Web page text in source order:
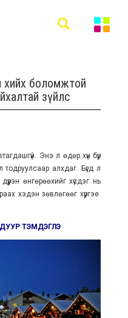
боломжтой
зүйлс
Энэ л өдөр хүн бүр
тодруулсаар алхдаг. Бүгд л
өнгөрөөхийг хүсдэг нь
хэдэн зөвлөгөөг хүргэе.
ТЭМДЭГЛЭ